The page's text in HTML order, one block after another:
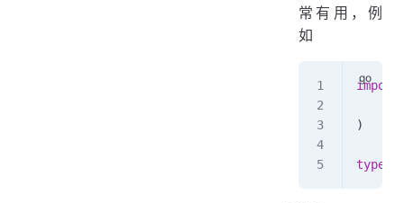
常有用，例
如
import
)
type